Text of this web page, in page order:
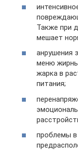
Также при
мешает
анрушения
меню
жарка в
питания;
проблемы в